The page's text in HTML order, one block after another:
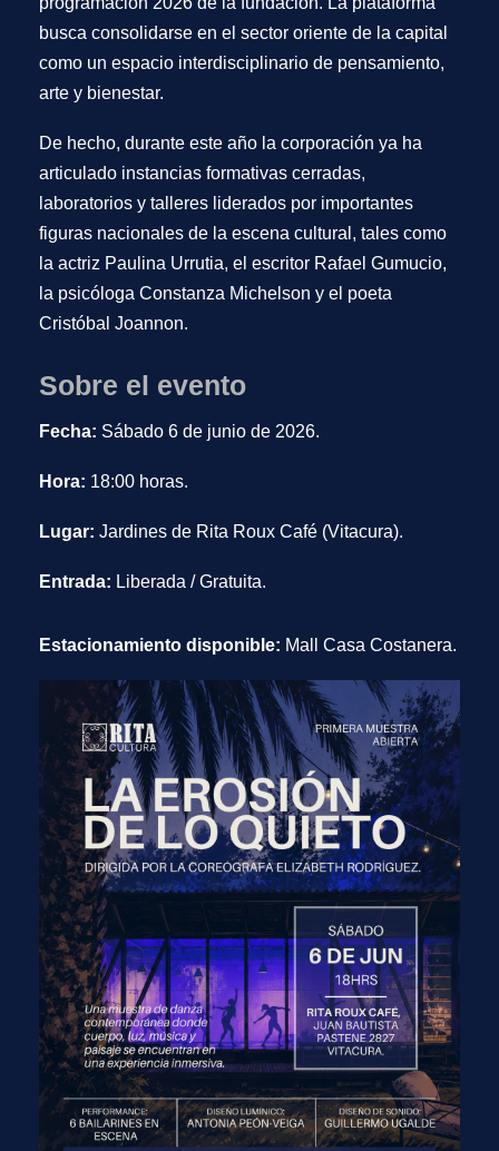
busca consolidarse en el sector oriente de la capital
como un espacio interdisciplinario de pensamiento,
arte y bienestar.
De hecho, durante este año la corporación ya ha
articulado instancias formativas cerradas,
laboratorios y talleres liderados por importantes
figuras nacionales de la escena cultural, tales como
la actriz Paulina Urrutia, el escritor Rafael Gumucio,
la psicóloga Constanza Michelson y el poeta
Cristóbal Joannon.
Sobre el evento
Fecha: Sábado 6 de junio de 2026.
Hora: 18:00 horas.
Lugar: Jardines de Rita Roux Café (Vitacura).
Entrada: Liberada / Gratuita.
Estacionamiento disponible: Mall Casa Costanera.